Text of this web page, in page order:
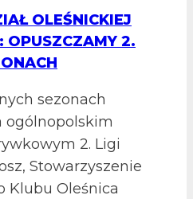
OLEŚNICKIEJ
OPUSZCZAMY 2.
sezonach
ogólnopolskim
2. Ligi
Stowarzyszenie
Klubu Oleśnica